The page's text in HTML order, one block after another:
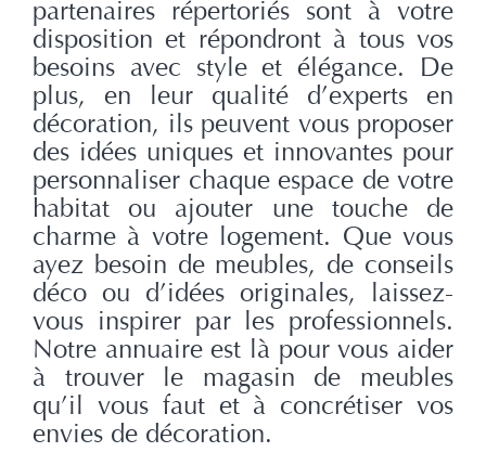
partenaires répertoriés sont à votre
disposition et répondront à tous vos
besoins avec style et élégance. De
plus, en leur qualité d’experts en
décoration, ils peuvent vous proposer
des idées uniques et innovantes pour
personnaliser chaque espace de votre
habitat ou ajouter une touche de
charme à votre logement. Que vous
ayez besoin de meubles, de conseils
déco ou d’idées originales, laissez-
vous inspirer par les professionnels.
Notre annuaire est là pour vous aider
à trouver le magasin de meubles
qu’il vous faut et à concrétiser vos
envies de décoration.